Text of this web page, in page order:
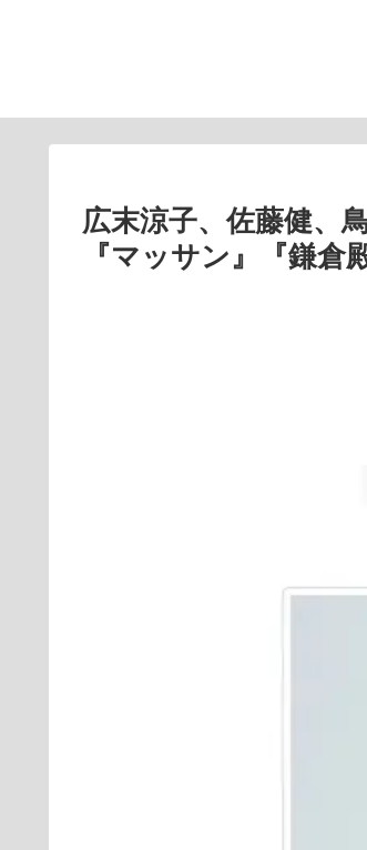
広末涼子、佐藤健、
『マッサン』『鎌